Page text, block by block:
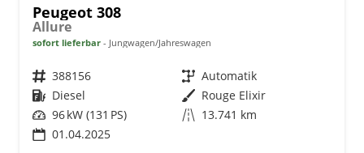
Peugeot 308
Allure
sofort lieferbar Jungwagen/Jahreswagen
Fahrzeugnr. 388156 Getriebe Automatik
Kraftstoff Diesel Außenfarbe Rouge Elixir
Leistung 96 kW (131 PS) Kilometerstand 13.741 km
01.04.2025